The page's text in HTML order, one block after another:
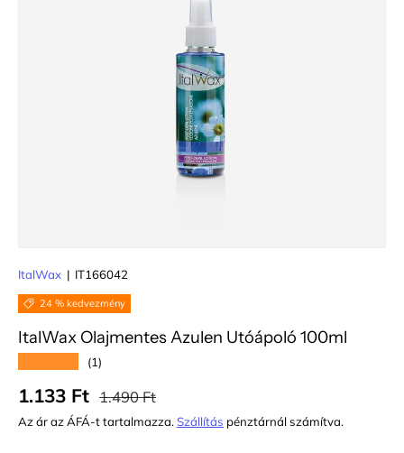
ItalWax | IT166042
24 % kedvezmény
ItalWax Olajmentes Azulen Utóápoló 100ml
(1)
Eladási ár
1.133 Ft Normál ár
1.490 Ft
Az ár az ÁFÁ-t tartalmazza. Szállítás pénztárnál számítva.